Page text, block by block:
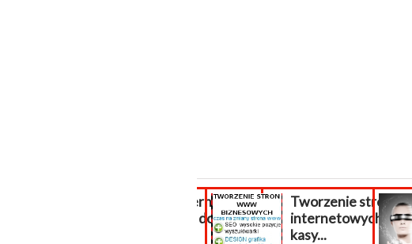
Sklep internetowy
płatności do
Tworzenie stron
internetowych
kasy...